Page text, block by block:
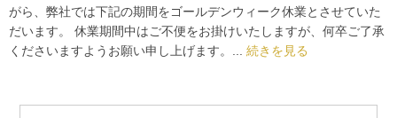
がら、弊社では下記の期間をゴールデンウィーク休業とさせていた
だいます。 休業期間中はご不便をお掛けいたしますが、何卒ご了承
くださいますようお願い申し上げます。... 続きを見る